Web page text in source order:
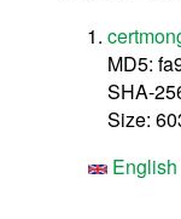
MD5:
SHA-
Size:
English